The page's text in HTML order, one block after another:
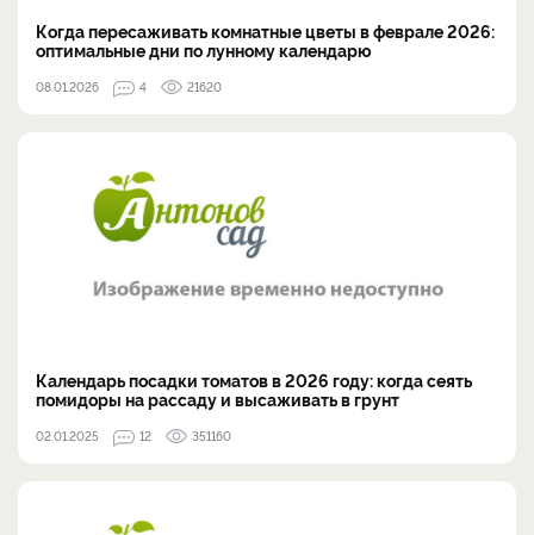
Когда пересаживать комнатные цветы в феврале 2026:
оптимальные дни по лунному календарю
08.01.2026 4 21620
Календарь посадки томатов в 2026 году: когда сеять
помидоры на рассаду и высаживать в грунт
02.01.2025 12 351160